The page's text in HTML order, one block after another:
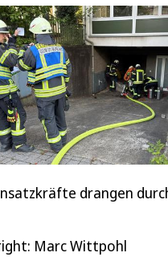
drangen
Marc Wittpohl